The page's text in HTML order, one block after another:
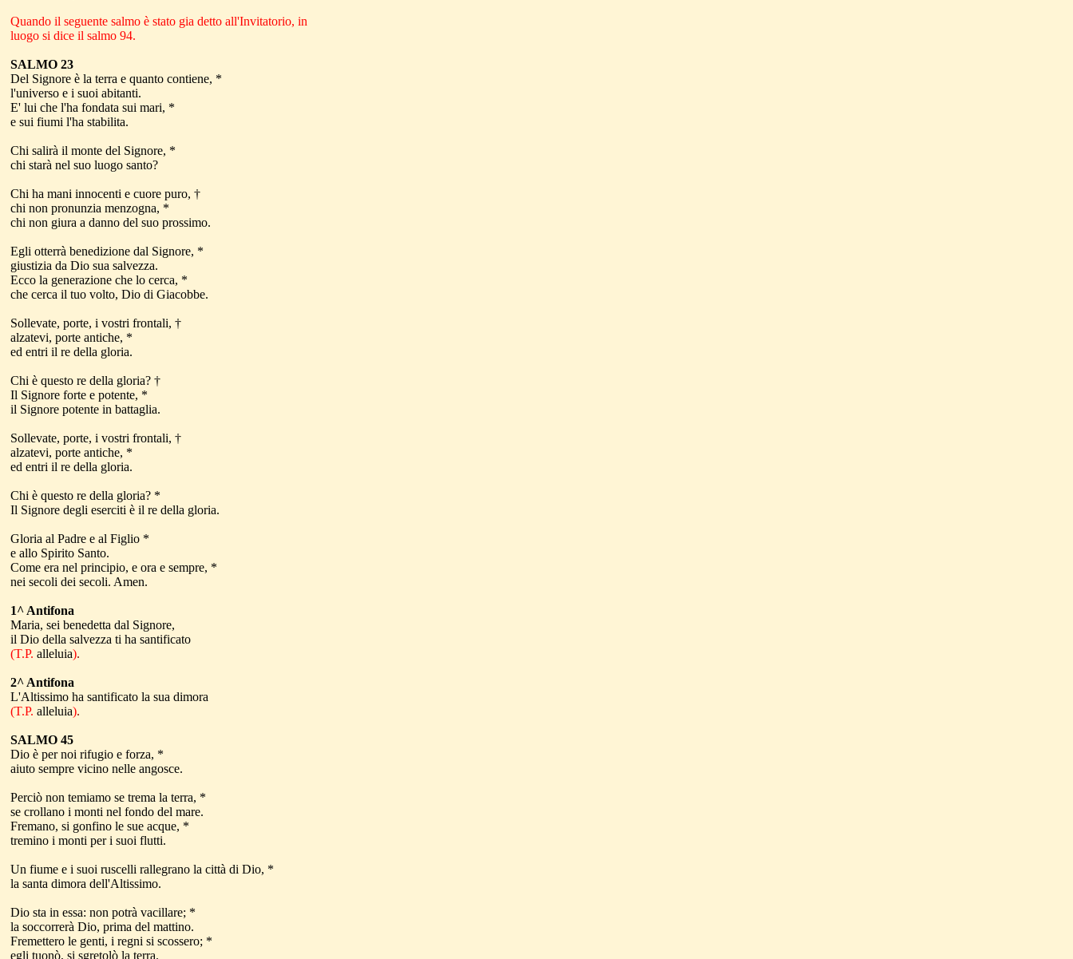
Quando il seguente salmo è stato gia detto all'Invitatorio, in
luogo si dice il salmo 94.
SALMO 23
Del Signore è la terra e quanto contiene, *
l'universo e i suoi abitanti.
E' lui che l'ha fondata sui mari, *
e sui fiumi l'ha stabilita.
Chi salirà il monte del Signore, *
chi starà nel suo luogo santo?
Chi ha mani innocenti e cuore puro, †
chi non pronunzia menzogna, *
chi non giura a danno del suo prossimo.
Egli otterrà benedizione dal Signore, *
giustizia da Dio sua salvezza.
Ecco la generazione che lo cerca, *
che cerca il tuo volto, Dio di Giacobbe.
Sollevate, porte, i vostri frontali, †
alzatevi, porte antiche, *
ed entri il re della gloria.
Chi è questo re della gloria? †
Il Signore forte e potente, *
il Signore potente in battaglia.
Sollevate, porte, i vostri frontali, †
alzatevi, porte antiche, *
ed entri il re della gloria.
Chi è questo re della gloria? *
Il Signore degli eserciti è il re della gloria.
Gloria al Padre e al Figlio *
e allo Spirito Santo.
Come era nel principio, e ora e sempre, *
nei secoli dei secoli. Amen.
1^ Antifona
Maria, sei benedetta dal Signore,
il Dio della salvezza ti ha santificato
(T.P. alleluia).
2^ Antifona
L'Altissimo ha santificato la sua dimora
(T.P. alleluia).
SALMO 45
Dio è per noi rifugio e forza, *
aiuto sempre vicino nelle angosce.
Perciò non temiamo se trema la terra, *
se crollano i monti nel fondo del mare.
Fremano, si gonfino le sue acque, *
tremino i monti per i suoi flutti.
Un fiume e i suoi ruscelli rallegrano la città di Dio, *
la santa dimora dell'Altissimo.
Dio sta in essa: non potrà vacillare; *
la soccorrerà Dio, prima del mattino.
Fremettero le genti, i regni si scossero; *
egli tuonò, si sgretolò la terra.